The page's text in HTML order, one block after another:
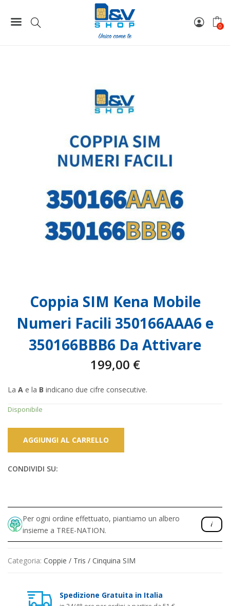
0
Coppie / Tris / Cinquina SIM
Coppia SIM Kena Mobile Numeri Facili 350166AAA6 e
350166BBB6 Da Attivare
Coppia SIM Kena Mobile
Numeri Facili 350166AAA6 e
350166BBB6 Da Attivare
199,00 €
La A e la B indicano due cifre consecutive.
Disponibile
AGGIUNGI AL CARRELLO
CONDIVIDI SU:
Per ogni ordine effettuato, piantiamo un albero
insieme a TREE-NATION.
Categoria: Coppie / Tris / Cinquina SIM
Spedizione Gratuita in Italia